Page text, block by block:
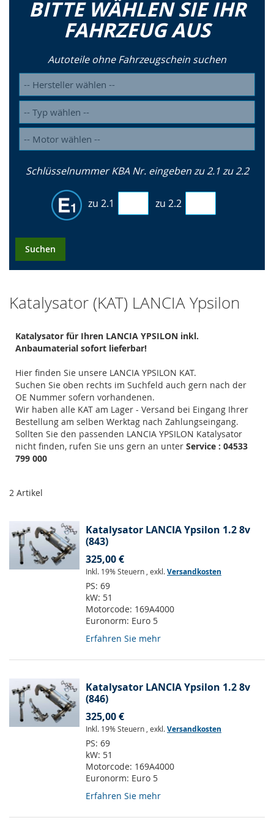
BITTE WÄHLEN SIE IHR
FAHRZEUG AUS
Autoteile ohne Fahrzeugschein suchen
Schlüsselnummer KBA Nr. eingeben zu 2.1 zu 2.2
zu 2.1 zu 2.2
Suchen
Katalysator (KAT) LANCIA Ypsilon
Katalysator für Ihren LANCIA YPSILON inkl.
Anbaumaterial sofort lieferbar!
Hier finden Sie unsere LANCIA YPSILON KAT.
Suchen Sie oben rechts im Suchfeld auch gern nach der
OE Nummer sofern vorhandenen.
Wir haben alle KAT am Lager - Versand bei Eingang Ihrer
Bestellung am selben Werktag nach Zahlungseingang.
Sollten Sie den passenden LANCIA YPSILON Katalysator
nicht finden, rufen Sie uns gern an unter Service : 04533
799 000
2 Artikel
Katalysator LANCIA Ypsilon 1.2 8v
(843)
325,00 €
Inkl. 19% Steuern , exkl.Versandkosten
PS: 69
kW: 51
Motorcode: 169A4000
Euronorm: Euro 5
Erfahren Sie mehr
Katalysator LANCIA Ypsilon 1.2 8v
(846)
325,00 €
Inkl. 19% Steuern , exkl.Versandkosten
PS: 69
kW: 51
Motorcode: 169A4000
Euronorm: Euro 5
Erfahren Sie mehr